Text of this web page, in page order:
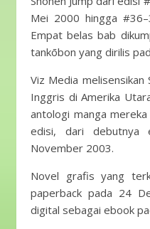
Mei 2000 hingga
Empat belas bab
tankōbon yang dirilis
Viz Media melisensikan
Inggris di Amerika
antologi manga
edisi, dari debutnya
November 2003.
Novel grafis yang
paperback pada 24
digital sebagai ebook